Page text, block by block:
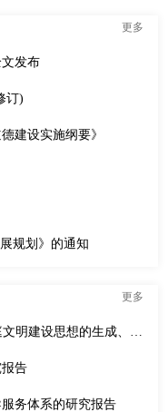
黄坤明：深入学习贯彻习近平总书记重要论述 广泛弘扬社会主义家庭文明新风尚
更多
发布
订)
建设实施纲要》
规划》的通知
更多
政策思想 | 战伟平 李振东：新时代家庭文明建设思想的生成、定位与发展理路
告
务体系的研究报告